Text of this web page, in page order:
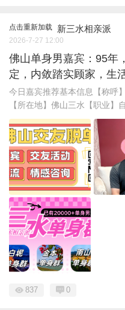
点击重新加载 新三水相亲派
2026-7-27 12:00
佛山单身男嘉宾：95年
定，内敛踏实顾家，生
今日嘉宾推荐基本信息【称呼
【所在地】佛山三水【职业】
837 0